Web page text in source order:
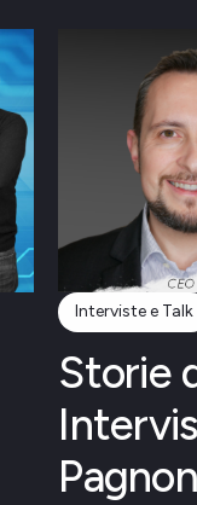
Interviste e Talk
Storie